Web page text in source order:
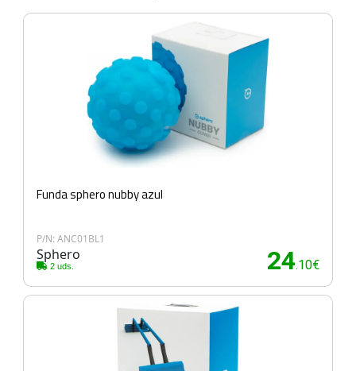
Funda sphero nubby azul
P/N: ANC01BL1
Sphero
2 uds. 24.10€